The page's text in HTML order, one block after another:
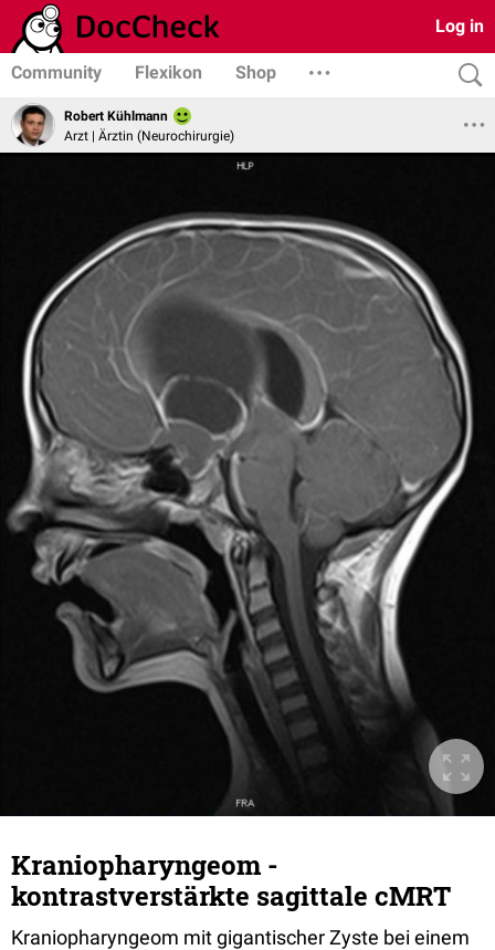
Log in
Community Flexikon Shop
Robert Kühlmann
Arzt | Ärztin (Neurochirurgie)
Kraniopharyngeom -
kontrastverstärkte sagittale cMRT
Kraniopharyngeom mit gigantischer Zyste bei einem